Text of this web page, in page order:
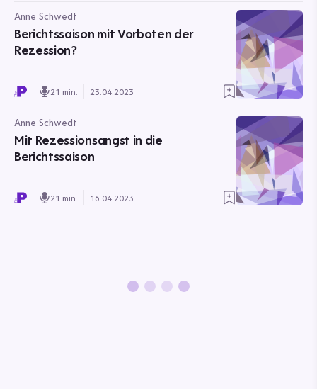
Anne Schwedt
Berichtssaison mit Vorboten der
Rezession?
21 min. 23.04.2023
Anne Schwedt
Mit Rezessionsangst in die
Berichtssaison
21 min. 16.04.2023